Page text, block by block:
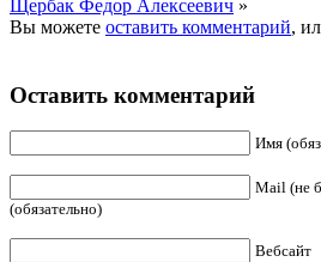
Щербак Федор Алексеевич »
Вы можете оставить комментарий,
Оставить комментарий
Имя
Mail (не
(обязательно)
Вебсайт